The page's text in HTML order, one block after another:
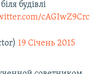
будівлі
cAGIwZ9Crc
19 Січень 2015